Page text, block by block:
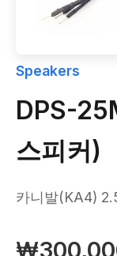
Speakers
DPS-
스피커)
카니발(KA4)